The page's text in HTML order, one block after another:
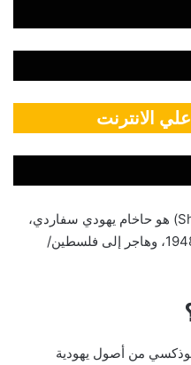
الانترنت
شلومو عمّار (Shlomo Moshe Amar) هو حاخام يهودي سفاردي،
وُلد في الدار البيضاء بالمغرب عام 1948، وهاجر إلى فلسطين/
من أصول يهودية